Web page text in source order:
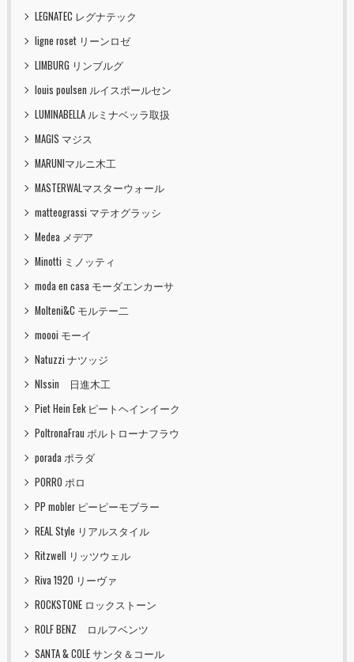
LEGNATEC レグナテック
ligne roset リーンロゼ
LIMBURG リンブルグ
louis poulsen ルイスポールセン
LUMINABELLA ルミナベッラ取扱
MAGIS マジス
MARUNIマルニ木工
MASTERWALマスターウォール
matteograssi マテオグラッシ
Medea メデア
Minotti ミノッティ
moda en casa モーダエンカーサ
Molteni&C モルテー二
moooi モーイ
Natuzzi ナツッジ
NIssin 日進木工
Piet Hein Eek ピートヘインイーク
PoltronaFrau ポルトローナフラウ
porada ポラダ
PORRO ポロ
PP mobler ピーピーモブラー
REAL Style リアルスタイル
Ritzwell リッツウェル
Riva 1920 リーヴァ
ROCKSTONE ロックストーン
ROLF BENZ ロルフベンツ
SANTA & COLE サンタ＆コール